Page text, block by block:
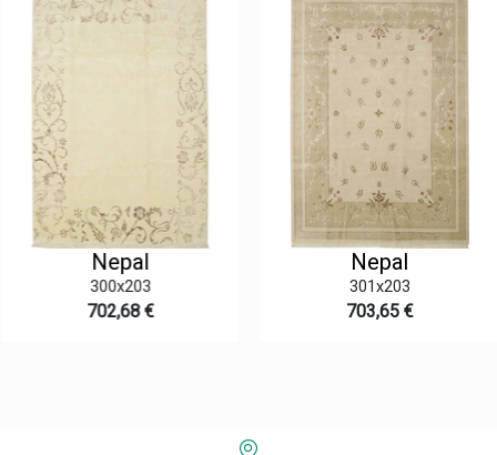
Nepal
300x203
702,68 €
Nepal
301x203
703,65 €